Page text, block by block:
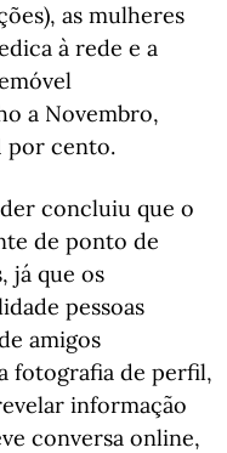
as mulheres
à rede e a
a Novembro,
por cento.
concluiu que o
de ponto de
já que os
pessoas
amigos
fotografia de perfil,
informação
conversa online,